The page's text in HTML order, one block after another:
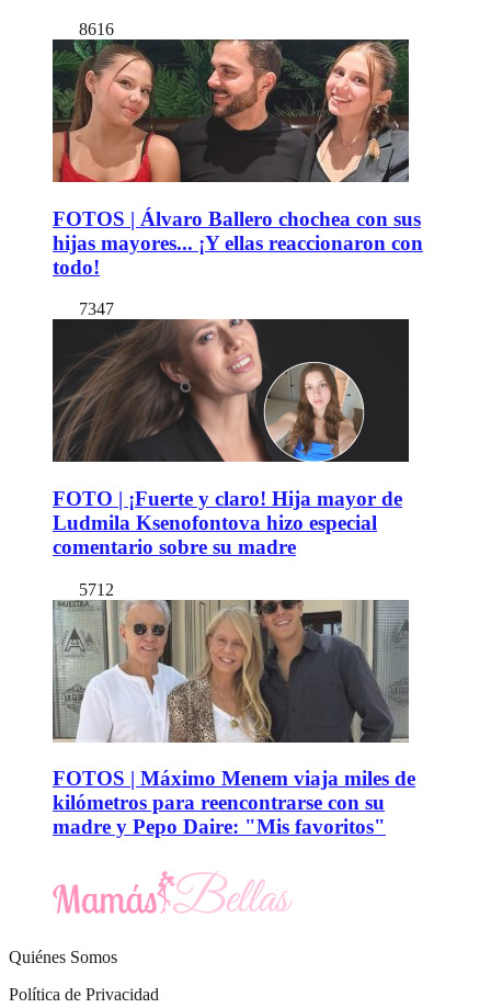
8616
FOTOS | Álvaro Ballero chochea con sus
hijas mayores... ¡Y ellas reaccionaron con
todo!
7347
FOTO | ¡Fuerte y claro! Hija mayor de
Ludmila Ksenofontova hizo especial
comentario sobre su madre
5712
FOTOS | Máximo Menem viaja miles de
kilómetros para reencontrarse con su
madre y Pepo Daire: "Mis favoritos"
Quiénes Somos
Política de Privacidad